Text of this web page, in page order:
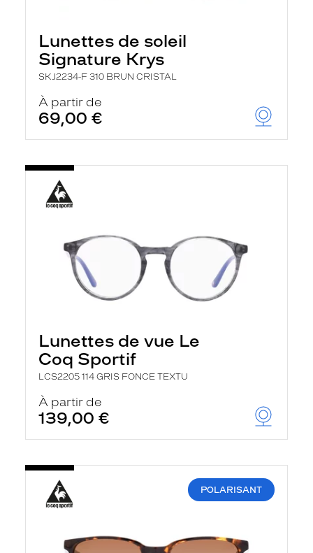
Lunettes de soleil
Signature Krys
SKJ2234-F 310 BRUN CRISTAL
À partir de
69,00 €
Lunettes de vue Le
Coq Sportif
LCS2205 114 GRIS FONCE TEXTU
À partir de
139,00 €
POLARISANT